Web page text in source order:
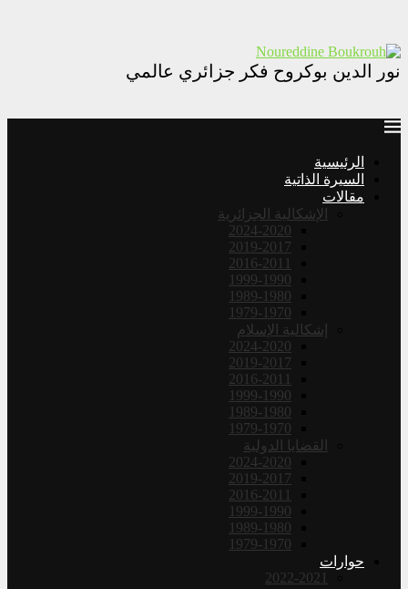
نور الدين بوكروح فكر جزائري عالمي
الرئيسية
السيرة الذاتية
مقالات
الإشكالية الجزائرية
2024-2020
2019-2017
2016-2011
1999-1990
1989-1980
1979-1970
إشكالية الإسلام
2024-2020
2019-2017
2016-2011
1999-1990
1989-1980
1979-1970
القضايا الدولية
2024-2020
2019-2017
2016-2011
1999-1990
1989-1980
1979-1970
حوارات
2022-2021